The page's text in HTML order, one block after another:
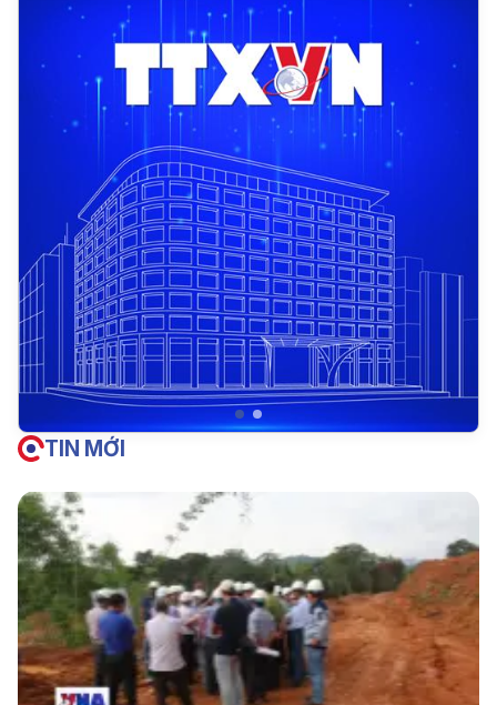
TIN MỚI